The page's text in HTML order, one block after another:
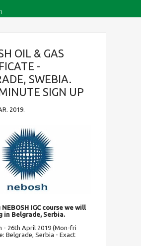
OIL & GAS
-
SWEBIA.
SIGN UP
2019.
IGC course we will
in Belgrade, Serbia.
- 26th April 2019 (Mon-fri
Belgrade, Serbia - Exact